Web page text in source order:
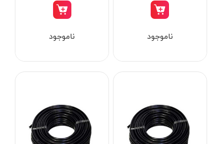
ابزار جوش و برش
ابزار اندازه گیری دقیق و لیزری
ابزار نجاری
ابزار بادی
ناموجود ناموجود